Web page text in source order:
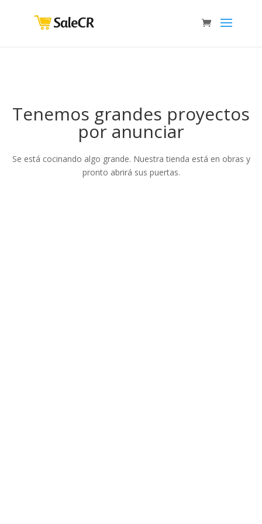
Tenemos grandes proyectos
por anunciar
Se está cocinando algo grande. Nuestra tienda está en obras y
pronto abrirá sus puertas.